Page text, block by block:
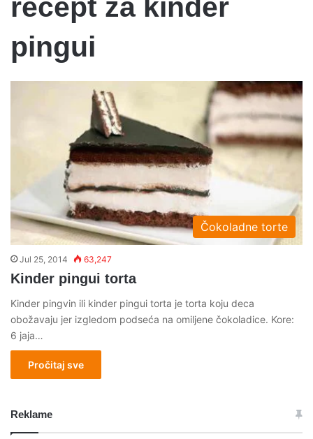
recept za kinder
pingui
Čokoladne torte
Jul 25, 2014 63,247
Kinder pingui torta
Kinder pingvin ili kinder pingui torta je torta koju deca
obožavaju jer izgledom podseća na omiljene čokoladice. Kore:
6 jaja…
Pročitaj sve
Reklame